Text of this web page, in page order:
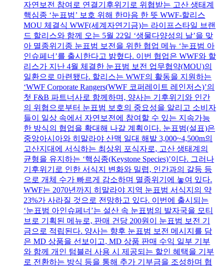
자연보전 참여로 연결기후위기로 위협받는 고산 생태계
핵심종 ‘눈표범’ 보호 위해 한마음 한 뜻 WWF-할리스
MOU 체결식 WWF(세계자연기금)는 라이프스타일 브랜
드 할리스와 함께 오는 5월 22일 ‘생물다양성의 날’을 맞
아 멸종위기종 눈표범 보전을 위한 협업 메뉴 ‘눈표범 아
인슈페너’를 출시한다고 밝혔다. 이번 협업은 WWF와 할
리스가 지난 4월 체결한 눈표범 보전 업무협약(MOU)의
일환으로 마련됐다. 할리스는 WWF의 활동을 지원하는
‘WWF Corporate Rangers(WWF 코퍼레이트 레인저스)’의
첫 F&B 파트너사로 함께하며, 양사는 기후위기와 인간
의 위협으로부터 눈표범 보호의 중요성을 알리고 소비자
들이 일상 속에서 자연보전에 참여할 수 있는 지속가능
한 방식의 협업을 확대해 나갈 계획이다. 눈표범(설표)은
중앙아시아와 히말라야 산맥 일대 해발 3,000~4,500m의
고산지대에 서식하는 최상위 포식자로, 고산 생태계의
균형을 유지하는 ‘핵심종(Keystone Species)’이다. 그러나
기후위기로 인한 서식지 변화와 밀렵, 인간과의 갈등 등
으로 개체 수가 빠르게 감소하며 멸종위기에 놓여 있다.
WWF는 2070년까지 히말라야 지역 눈표범 서식지의 약
23%가 사라질 것으로 전망하고 있다. 이번에 출시되는
‘눈표범 아인슈페너’는 설산 속 눈표범의 발자국을 모티
브로 기획된 메뉴로, 판매 건당 200원이 눈표범 보전 기
금으로 적립된다. 양사는 향후 눈표범 보전 메시지를 담
은 MD 상품을 선보이고, MD 상품 판매 수익 일부 기부
와 함께 개인 텀블러 사용 시 제공되는 할인 혜택을 기부
로 전환하는 방식 등을 통해 추가 기부금을 조성하며 협